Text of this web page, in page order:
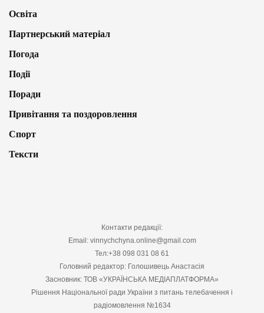
Освіта
Партнерський матеріал
Погода
Події
Поради
Привітання та поздоровлення
Спорт
Тексти
Контакти редакції:
Email: vinnychchyna.online@gmail.com
Тел:+38 098 031 08 61
Головний редактор: Голошивець Анастасія
Засновник: ТОВ «УКРАЇНСЬКА МЕДІАПЛАТФОРМА»
Рішення Національної ради України з питань телебачення і
радіомовлення №1634